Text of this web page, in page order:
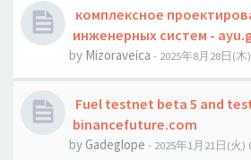
комплексное
инженерных систем -
by Mizoraveica - 2025年8月28日(木
Fuel testnet beta 5 and
binancefuture.com
by Gadeglope - 2025年1月21日(火)